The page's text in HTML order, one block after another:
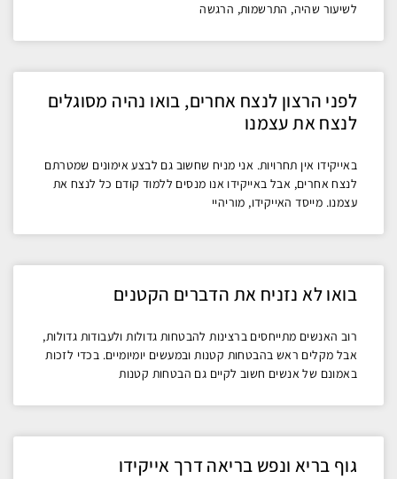
לשיעור שהיה, התרשמות, הרגשה
לפני הרצון לנצח אחרים, בואו נהיה מסוגלים
לנצח את עצמנו
באייקידו אין תחרויות. אני מניח שחשוב גם לבצע אימונים שמטרתם
לנצח אחרים, אבל באייקידו אנו מנסים ללמוד קודם כל לנצח את
עצמנו. מייסד האייקידו, מוריהיי
בואו לא נזניח את הדברים הקטנים
רוב האנשים מתייחסים ברצינות להבטחות גדולות ולעבודות גדולות,
אבל מקלים ראש בהבטחות קטנות ובמעשים יומיומיים. בכדי לזכות
באמונם של אנשים חשוב לקיים גם הבטחות קטנות
גוף בריא ונפש בריאה דרך אייקידו